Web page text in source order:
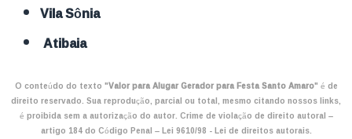
Vila Sônia
Atibaia
O conteúdo do texto "Valor para Alugar Gerador para Festa Santo Amaro" é de
direito reservado. Sua reprodução, parcial ou total, mesmo citando nossos links,
é proibida sem a autorização do autor. Crime de violação de direito autoral –
artigo 184 do Código Penal –Lei 9610/98 - Lei de direitos autorais.